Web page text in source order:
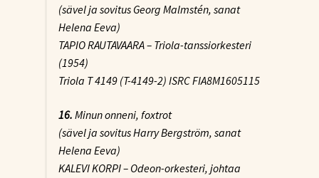
(sävel ja sovitus Georg Malmstén, sanat
Helena Eeva)
TAPIO RAUTAVAARA – Triola-tanssiorkesteri
(1954)
Triola T 4149 (T-4149-2) ISRC FIA8M1605115
16. Minun onneni, foxtrot
(sävel ja sovitus Harry Bergström, sanat
Helena Eeva)
KALEVI KORPI – Odeon-orkesteri, johtaa